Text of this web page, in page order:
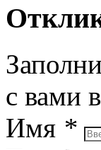
с вами
Имя *